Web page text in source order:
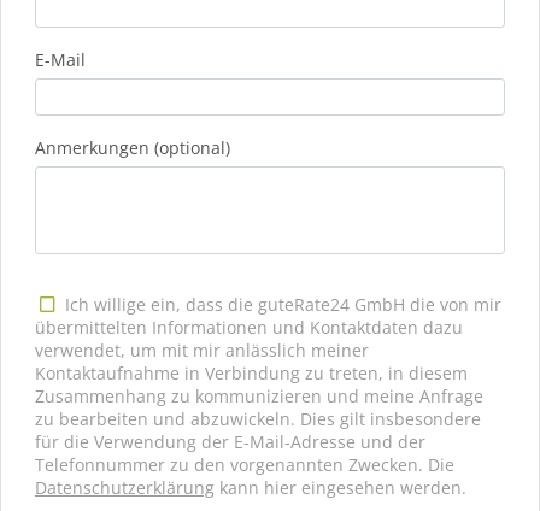
E-Mail
Anmerkungen (optional)
Ich willige ein, dass die guteRate24 GmbH die von mir
übermittelten Informationen und Kontaktdaten dazu
verwendet, um mit mir anlässlich meiner
Kontaktaufnahme in Verbindung zu treten, in diesem
Zusammenhang zu kommunizieren und meine Anfrage
zu bearbeiten und abzuwickeln. Dies gilt insbesondere
für die Verwendung der E-Mail-Adresse und der
Telefonnummer zu den vorgenannten Zwecken. Die
Datenschutzerklärung kann hier eingesehen werden.